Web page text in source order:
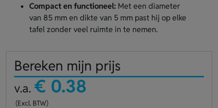
Compact en functioneel: Met een diameter
van 85 mm en dikte van 5 mm past hij op elke
tafel zonder veel ruimte in te nemen.
Bereken mijn prijs
v.a. € 0.38
(Excl. BTW)